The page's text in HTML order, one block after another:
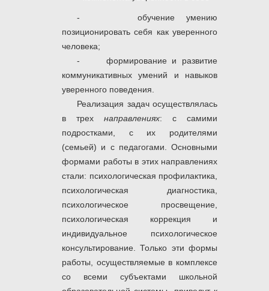
- обучение умению
позиционировать себя как уверенного
человека;
- формирование и развитие
коммуникативных умений и навыков
уверенного поведения.
Реализация задач осуществлялась
в трех направлениях: с самими
подростками, с их родителями
(семьей) и с педагогами. Основными
формами работы в этих направлениях
стали: психологическая профилактика,
психологическая диагностика,
психологическое просвещение,
психологическая коррекция и
индивидуальное психологическое
консультирование. Только эти формы
работы, осуществляемые в комплексе
со всеми субъектами школьной